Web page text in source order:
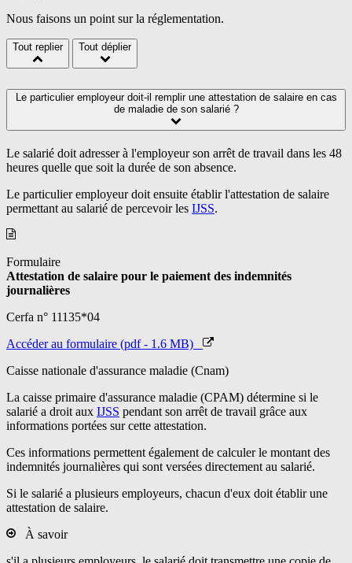
Nous faisons un point sur la réglementation.
Tout replier Tout déplier
Le particulier employeur doit-il remplir une attestation de salaire en cas
de maladie de son salarié ?
Le salarié doit adresser à l'employeur son arrêt de travail dans les 48
heures quelle que soit la durée de son absence.
Le particulier employeur doit ensuite établir l'attestation de salaire
permettant au salarié de percevoir les IJSS.
Formulaire
Attestation de salaire pour le paiement des indemnités
journalières
Cerfa n° 11135*04
Accéder au formulaire (pdf - 1.6 MB)
Caisse nationale d'assurance maladie (Cnam)
La caisse primaire d'assurance maladie (CPAM) détermine si le
salarié a droit aux IJSS pendant son arrêt de travail grâce aux
informations portées sur cette attestation.
Ces informations permettent également de calculer le montant des
indemnités journalières qui sont versées directement au salarié.
Si le salarié a plusieurs employeurs, chacun d'eux doit établir une
attestation de salaire.
À savoir